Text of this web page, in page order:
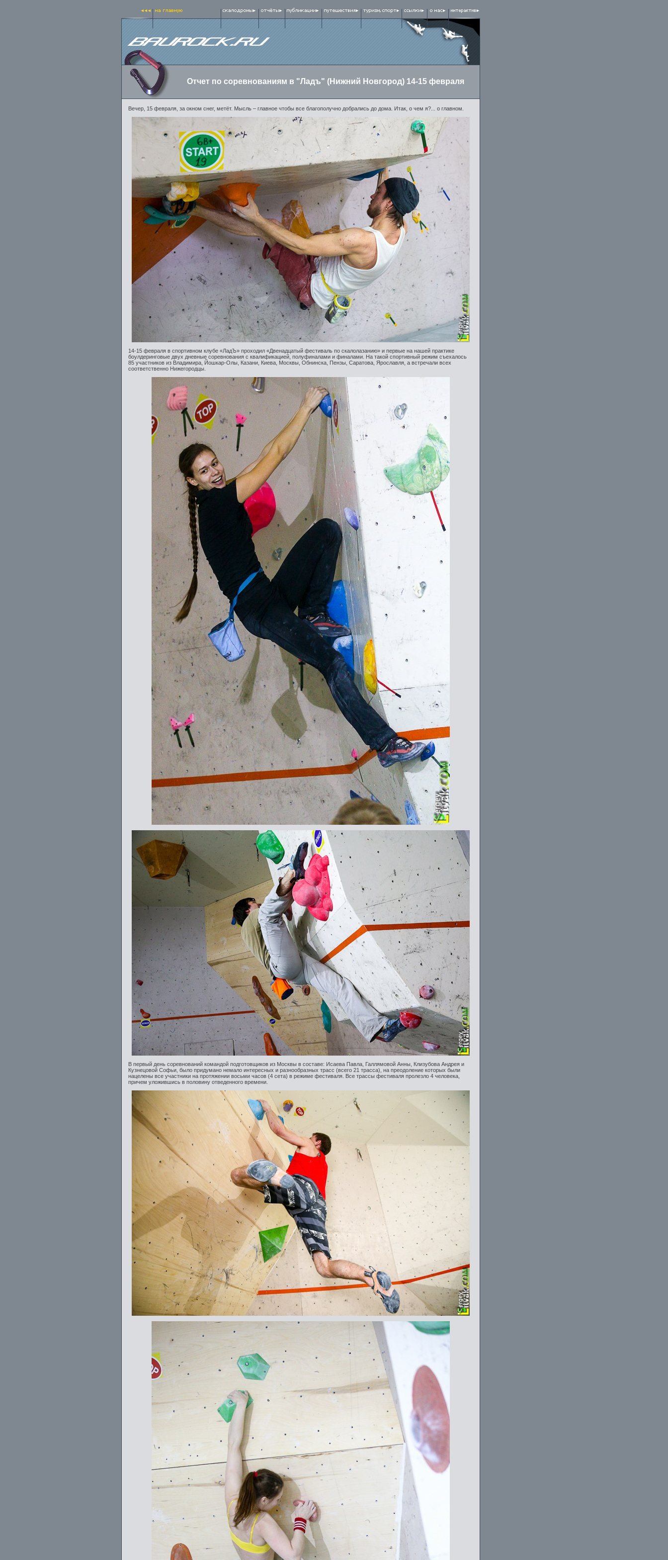
Отчет по соревнованиям в "Ладъ" (Нижний Новгород) 14-15 февраля
Вечер, 15 февраля, за окном снег, метёт. Мысль – главное чтобы все благополучно добрались до дома. Итак, о чем я?... о главном.
14-15 февраля в спортивном клубе «ЛадЪ» проходил «Двенадцатый фестиваль по скалолазанию» и первые на нашей практике
боулдеринговые двух дневные соревнования с квалификацией, полуфиналами и финалами. На такой спортивный режим съехалось
85 участников из Владимира, Йошкар-Олы, Казани, Киева, Москвы, Обнинска, Пензы, Саратова, Ярославля, а встречали всех
соответственно Нижегородцы.
В первый день соревнований командой подготовщиков из Москвы в составе: Исаева Павла, Галлямовой Анны, Клизубова Андрея и
Кузнецовой Софьи, было придумано немало интересных и разнообразных трасс (всего 21 трасса), на преодоление которых были
нацелены все участники на протяжении восьми часов (4 сета) в режиме фестиваля. Все трассы фестиваля пролезло 4 человека,
причем уложившись в половину отведенного времени.